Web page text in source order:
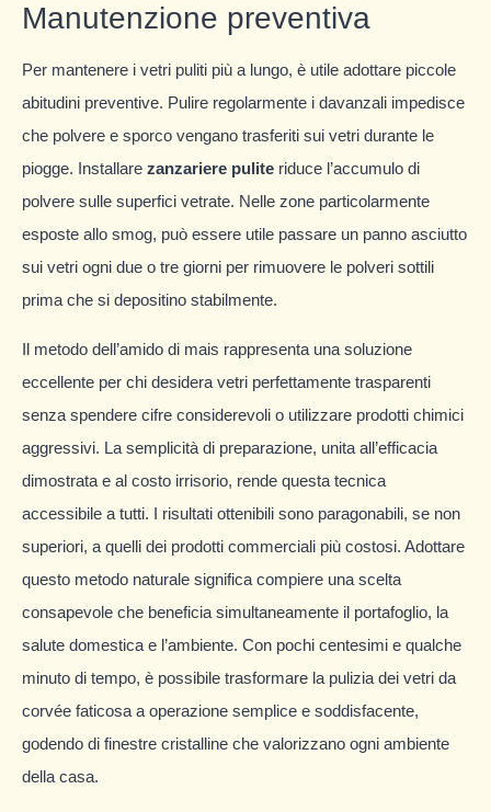
Manutenzione preventiva
Per mantenere i vetri puliti più a lungo, è utile adottare piccole
abitudini preventive. Pulire regolarmente i davanzali impedisce
che polvere e sporco vengano trasferiti sui vetri durante le
piogge. Installare zanzariere pulite riduce l’accumulo di
polvere sulle superfici vetrate. Nelle zone particolarmente
esposte allo smog, può essere utile passare un panno asciutto
sui vetri ogni due o tre giorni per rimuovere le polveri sottili
prima che si depositino stabilmente.
Il metodo dell’amido di mais rappresenta una soluzione
eccellente per chi desidera vetri perfettamente trasparenti
senza spendere cifre considerevoli o utilizzare prodotti chimici
aggressivi. La semplicità di preparazione, unita all’efficacia
dimostrata e al costo irrisorio, rende questa tecnica
accessibile a tutti. I risultati ottenibili sono paragonabili, se non
superiori, a quelli dei prodotti commerciali più costosi. Adottare
questo metodo naturale significa compiere una scelta
consapevole che beneficia simultaneamente il portafoglio, la
salute domestica e l’ambiente. Con pochi centesimi e qualche
minuto di tempo, è possibile trasformare la pulizia dei vetri da
corvée faticosa a operazione semplice e soddisfacente,
godendo di finestre cristalline che valorizzano ogni ambiente
della casa.